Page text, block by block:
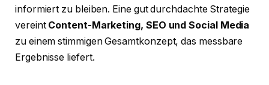
informiert zu bleiben. Eine gut durchdachte Strategie
vereint Content-Marketing, SEO und Social Media
zu einem stimmigen Gesamtkonzept, das messbare
Ergebnisse liefert.